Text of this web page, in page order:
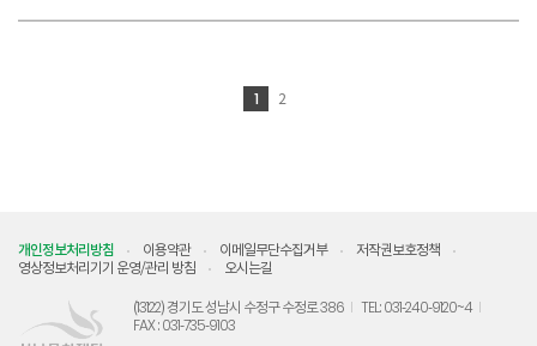
1 2
개인정보처리방침 이용약관 이메일무단수집거부
저작권보호정책
영상정보처리기기 운영/관리 방침
오시는길
(13122) 경기도 성남시 수정구 수정로 386
TEL: 031-240-9120~4
FAX : 031-735-9103